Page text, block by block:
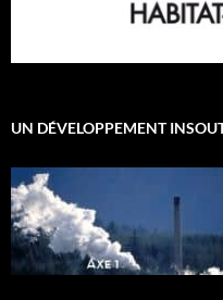
UN DÉVELOPPEMENT